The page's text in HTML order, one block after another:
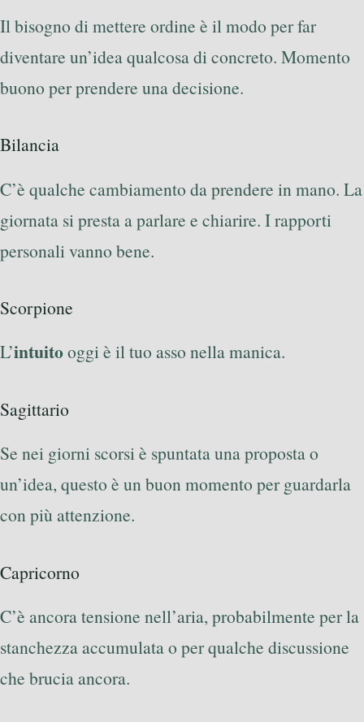
Il bisogno di mettere ordine è il modo per far
diventare un’idea qualcosa di concreto. Momento
buono per prendere una decisione.
Bilancia
C’è qualche cambiamento da prendere in mano. La
giornata si presta a parlare e chiarire. I rapporti
personali vanno bene.
Scorpione
L’intuitooggi è il tuo asso nella manica.
Sagittario
Se nei giorni scorsi è spuntata una proposta o
un’idea, questo è un buon momento per guardarla
con più attenzione.
Capricorno
C’è ancora tensione nell’aria, probabilmente per la
stanchezza accumulata o per qualche discussione
che brucia ancora.